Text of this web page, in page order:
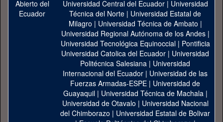
Universidad Central del Ecuador| Universidad
Técnica del Norte | Universidad Estatal de
Milagro | Universidad Técnica de Ambato |
Universidad Regional Autónoma de los Andes|
Universidad Tecnológica Equinoccial| Pontificia
Universidad Catolica del Ecuador | Universidad
Politécnica Salesiana | Universidad
Internacional del Ecuador | Universidad de las
Fuerzas Armadas-ESPE | Universidad de
Guayaquil| Universidad Técnica de Machala|
Universidad de Otavalo | Universidad Nacional
del Chimborazo | Universidad Estatal de Bolivar